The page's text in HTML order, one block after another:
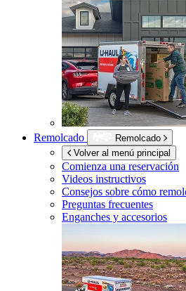
Remolcado
Remolcado
Volver al menú principal
Comienza una reservación
Videos instructivos
Consejos sobre cómo
Preguntas frecuentes
Enganches y accesorios